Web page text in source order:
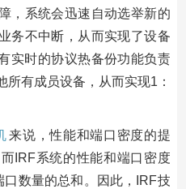
，系统会迅速自动选举新的
务不中断，从而实现了设备
实时的协议热备份功能负责
有成员设备，从而实现1：
来说，性能和端口密度的提
IRF系统的性能和端口密度
数量的总和。因此，IRF技